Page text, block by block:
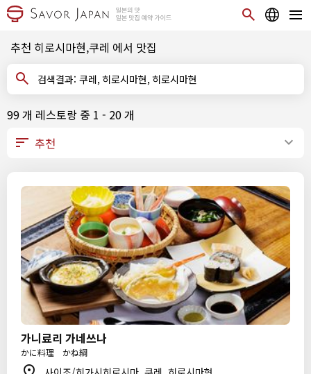
추천 히로시마현,쿠레 에서 맛집
검색결과: 쿠레, 히로시마현, 히로시마현
99 개 레스토랑 중 1 - 20 개
가니료리 가네쓰나
かに料理 かね綱